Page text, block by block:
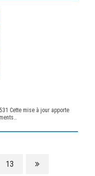
Cette mise à jour apporte
13